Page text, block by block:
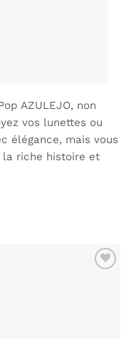
AZULEJO, non
vos lunettes ou
élégance, mais vous
la riche histoire et